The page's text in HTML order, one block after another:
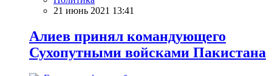
21 июнь 2021 13:41
Алиев принял командующего
Сухопутными войсками Пакистана